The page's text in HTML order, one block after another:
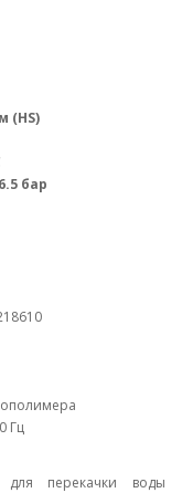
(HS)
6.5 бар
Гц
перекачки воды